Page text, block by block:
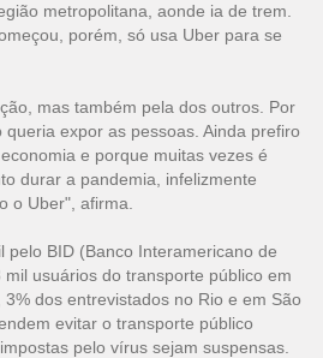
metropolitana, aonde ia de trem.
porém, só usa Uber para se
mas também pela dos outros. Por
expor as pessoas. Ainda prefiro
e porque muitas vezes é
durar a pandemia, infelizmente
o Uber", afirma.
pelo BID (Banco Interamericano de
usuários do transporte público em
dos entrevistados no Rio e em São
evitar o transporte público
pelo vírus sejam suspensas.